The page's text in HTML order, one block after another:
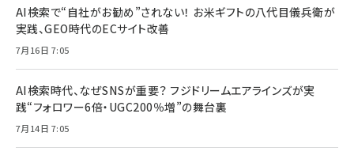
AI検索で“自社がお勧め”されない！ お米ギフトの八代目儀兵衛が
実践、GEO時代のECサイト改善
7月16日 7:05
AI検索時代、なぜSNSが重要？ フジドリームエアラインズが実
践“フォロワー6倍・UGC200％増”の舞台裏
7月14日 7:05